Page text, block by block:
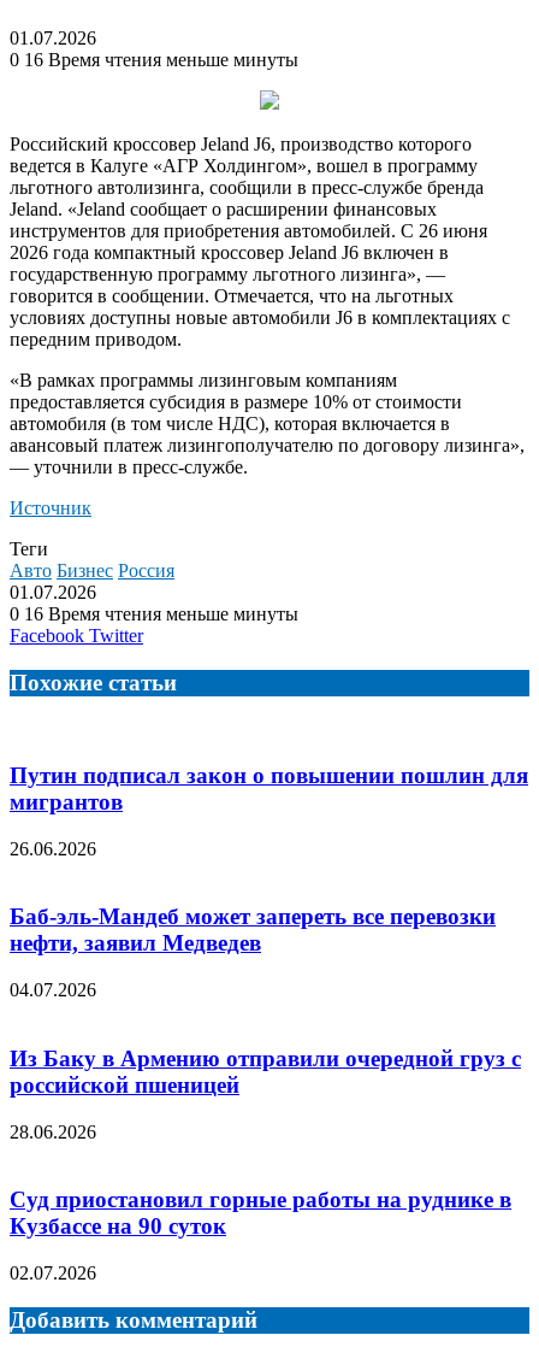
01.07.2026
0 16 Время чтения меньше минуты
Российский кроссовер Jeland J6, производство которого
ведется в Калуге «АГР Холдингом», вошел в программу
льготного автолизинга, сообщили в пресс-службе бренда
Jeland. «Jeland сообщает о расширении финансовых
инструментов для приобретения автомобилей. С 26 июня
2026 года компактный кроссовер Jeland J6 включен в
государственную программу льготного лизинга», —
говорится в сообщении. Отмечается, что на льготных
условиях доступны новые автомобили J6 в комплектациях с
передним приводом.
«В рамках программы лизинговым компаниям
предоставляется субсидия в размере 10% от стоимости
автомобиля (в том числе НДС), которая включается в
авансовый платеж лизингополучателю по договору лизинга»,
— уточнили в пресс-службе.
Источник
Теги
Авто Бизнес Россия
01.07.2026
0 16 Время чтения меньше минуты
Facebook TwitterLinkedIn
Tumblr
Reddit
Вконтакте
Одноклассники
Skype
Messenger
Messenger
WhatsApp
Telegram
Viber
Line
Поделиться
электронную
почту
Похожие статьи
Путин подписал закон о повышении пошлин для
мигрантов
26.06.2026
Баб-эль-Мандеб может запереть все перевозки
нефти, заявил Медведев
04.07.2026
Из Баку в Армению отправили очередной груз с
российской пшеницей
28.06.2026
Суд приостановил горные работы на руднике в
Кузбассе на 90 суток
02.07.2026
Добавить комментарий